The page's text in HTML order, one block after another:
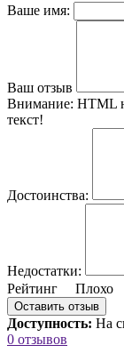
Ваше имя:
Ваш отзыв
Внимание: HTML
текст!
Достоинства:
Недостатки:
Рейтинг Плохо
Оставить отзыв
Доступность: На
0 отзывов